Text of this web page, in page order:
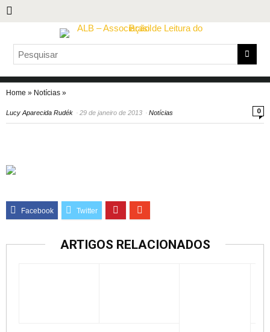
Home » Notícias »
0
Lucy Aparecida Rudék 29 de janeiro de 2013 Notícias
ARTIGOS RELACIONADOS